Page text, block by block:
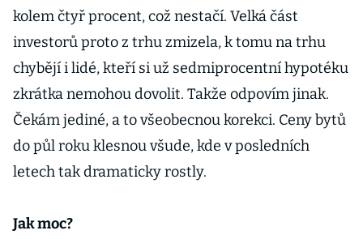
kolem čtyř procent, což nestačí. Velká část
investorů proto z trhu zmizela, k tomu na trhu
chybějí i lidé, kteří si už sedmiprocentní hypotéku
zkrátka nemohou dovolit. Takže odpovím jinak.
Čekám jediné, a to všeobecnou korekci. Ceny bytů
do půl roku klesnou všude, kde v posledních
letech tak dramaticky rostly.
Jak moc?